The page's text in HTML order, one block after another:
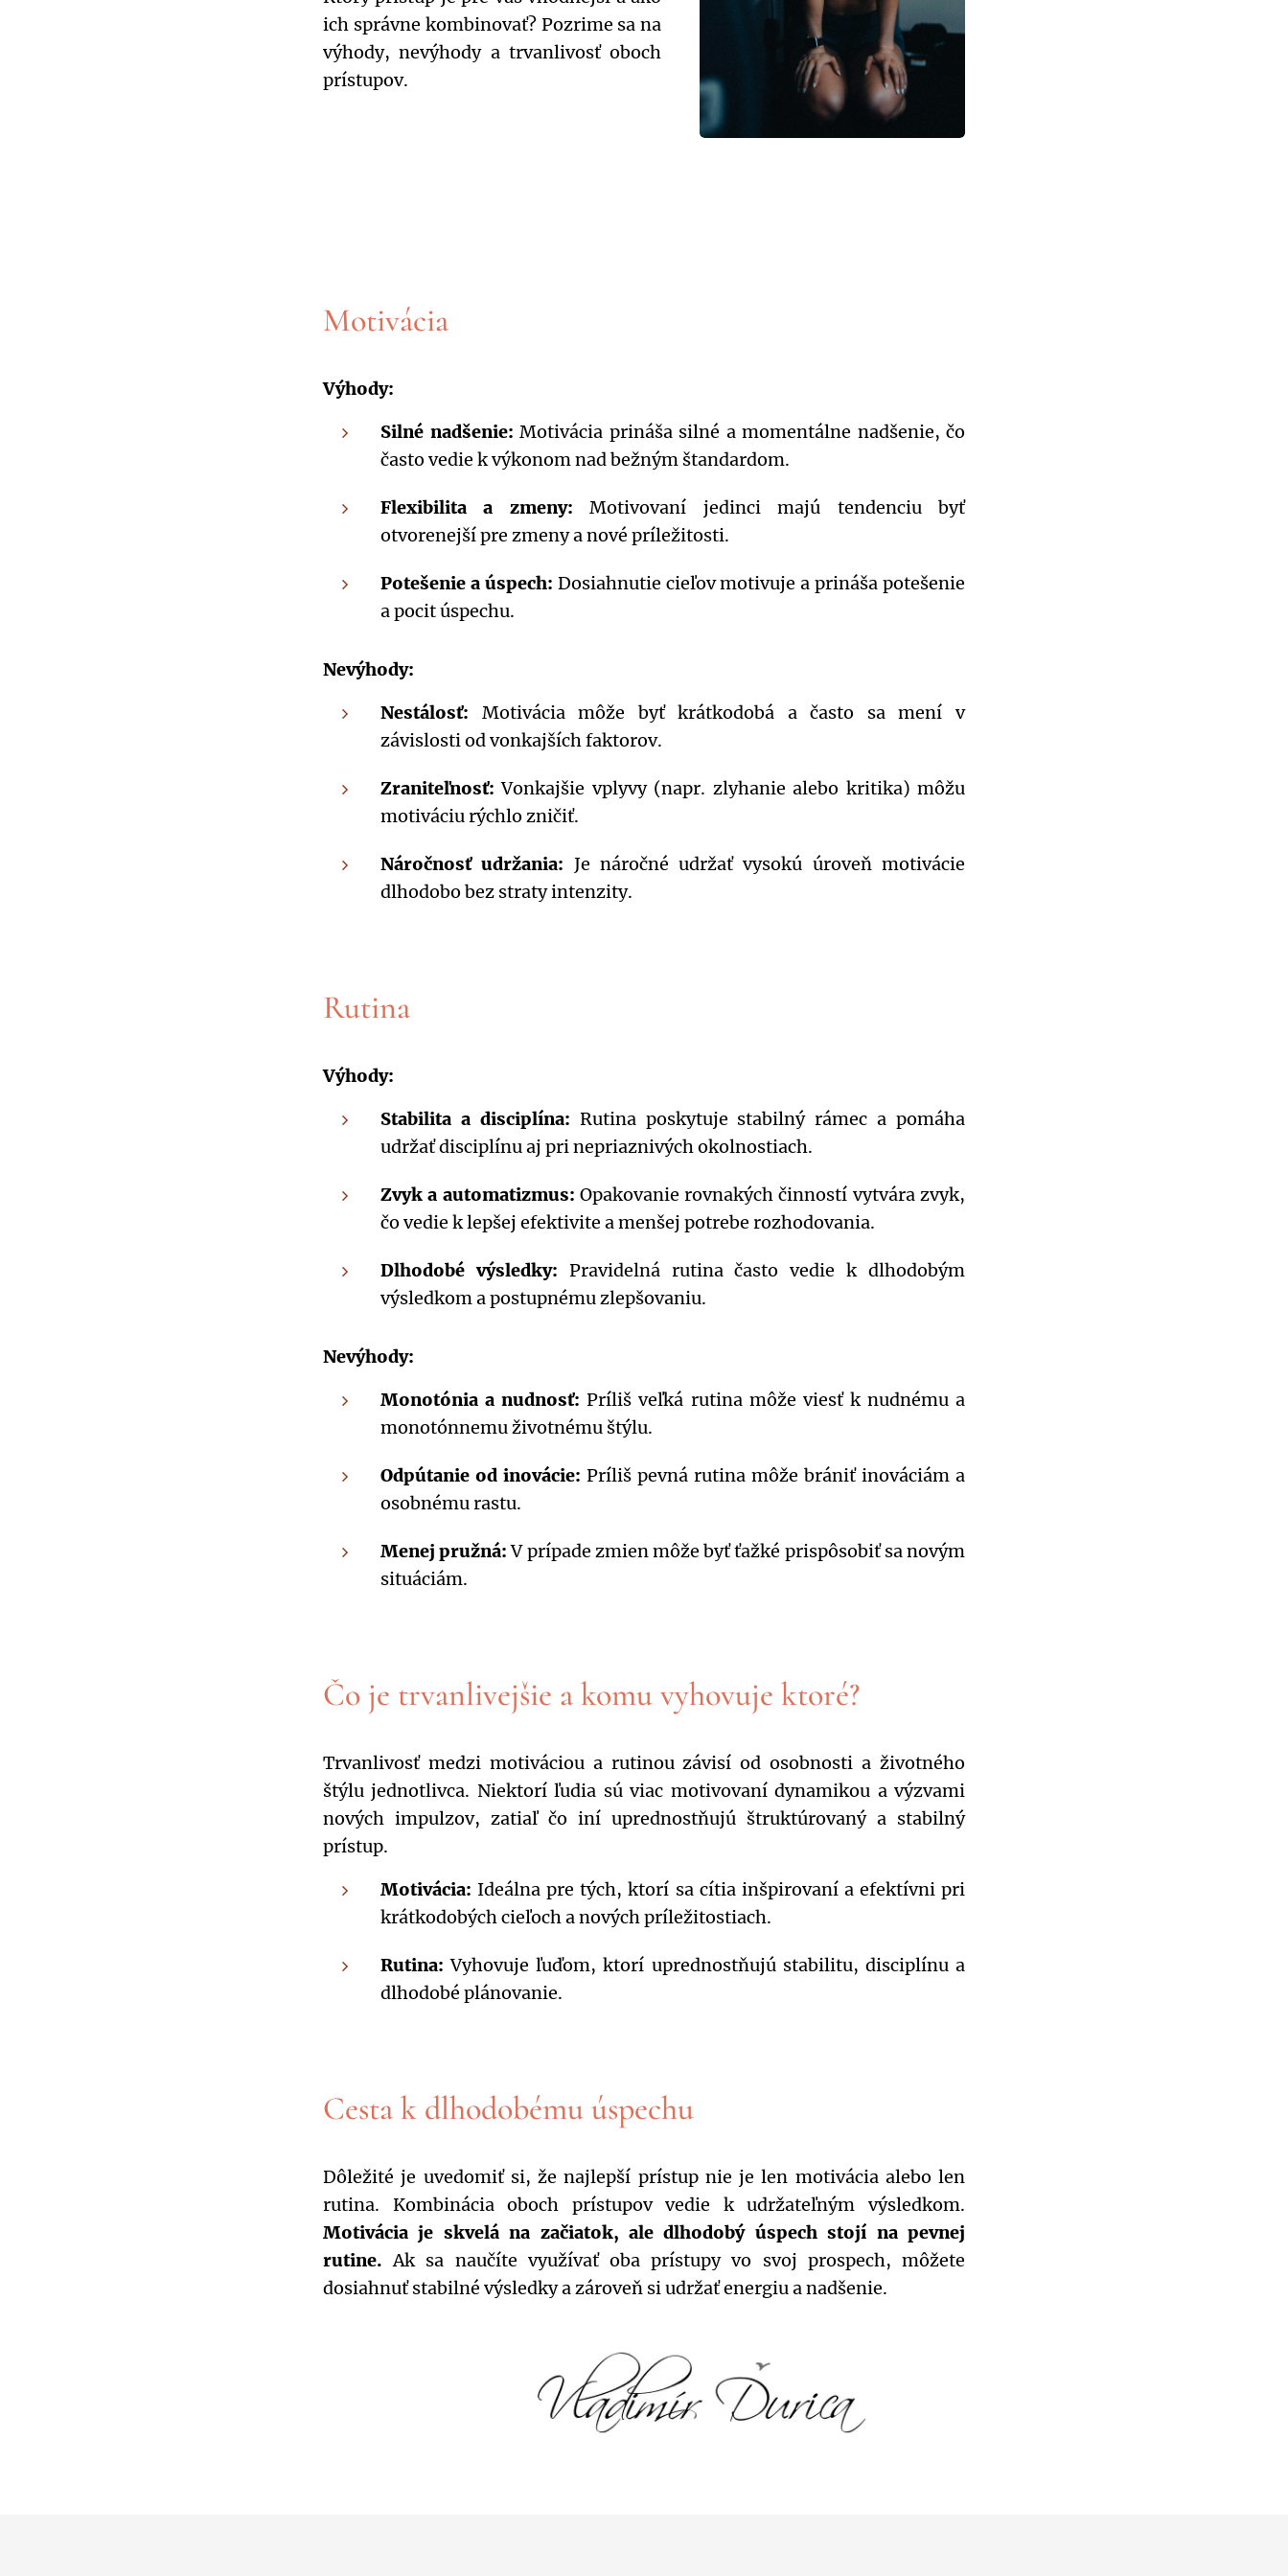
ich správne kombinovať? Pozrime sa na
výhody, nevýhody a trvanlivosť oboch
prístupov.
Motivácia
Výhody:
Silné nadšenie: Motivácia prináša silné a momentálne nadšenie, čo
často vedie k výkonom nad bežným štandardom.
Flexibilita a zmeny: Motivovaní jedinci majú tendenciu byť
otvorenejší pre zmeny a nové príležitosti.
Potešenie a úspech: Dosiahnutie cieľov motivuje a prináša potešenie
a pocit úspechu.
Nevýhody:
Nestálosť: Motivácia môže byť krátkodobá a často sa mení v
závislosti od vonkajších faktorov.
Zraniteľnosť: Vonkajšie vplyvy (napr. zlyhanie alebo kritika) môžu
motiváciu rýchlo zničiť.
Náročnosť udržania: Je náročné udržať vysokú úroveň motivácie
dlhodobo bez straty intenzity.
Rutina
Výhody:
Stabilita a disciplína: Rutina poskytuje stabilný rámec a pomáha
udržať disciplínu aj pri nepriaznivých okolnostiach.
Zvyk a automatizmus: Opakovanie rovnakých činností vytvára zvyk,
čo vedie k lepšej efektivite a menšej potrebe rozhodovania.
Dlhodobé výsledky: Pravidelná rutina často vedie k dlhodobým
výsledkom a postupnému zlepšovaniu.
Nevýhody:
Monotónia a nudnosť: Príliš veľká rutina môže viesť k nudnému a
monotónnemu životnému štýlu.
Odpútanie od inovácie: Príliš pevná rutina môže brániť inováciám a
osobnému rastu.
Menej pružná:V prípade zmien môže byť ťažké prispôsobiť sa novým
situáciám.
Čo je trvanlivejšie a komu vyhovuje ktoré?
Trvanlivosť medzi motiváciou a rutinou závisí od osobnosti a životného
štýlu jednotlivca. Niektorí ľudia sú viac motivovaní dynamikou a výzvami
nových impulzov, zatiaľ čo iní uprednostňujú štruktúrovaný a stabilný
prístup.
Motivácia: Ideálna pre tých, ktorí sa cítia inšpirovaní a efektívni pri
krátkodobých cieľoch a nových príležitostiach.
Rutina: Vyhovuje ľuďom, ktorí uprednostňujú stabilitu, disciplínu a
dlhodobé plánovanie.
Cesta k dlhodobému úspechu
Dôležité je uvedomiť si, že najlepší prístup nie je len motivácia alebo len
rutina. Kombinácia oboch prístupov vedie k udržateľným výsledkom.
Motivácia je skvelá na začiatok, ale dlhodobý úspech stojí na pevnej
rutine. Ak sa naučíte využívať oba prístupy vo svoj prospech, môžete
dosiahnuť stabilné výsledky a zároveň si udržať energiu a nadšenie.